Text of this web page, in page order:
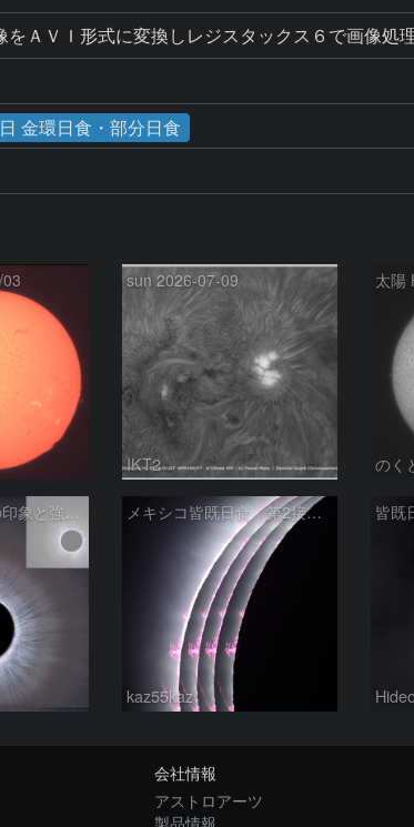
をＡＶＩ形式に変換しレジスタックス６で画像処
金環日食・部分日食
sun 2026-07-09
IKT2 のく
皆既日食 眼視の印象と強調 2024/04/09 メキシコ皆既日食 第2接触時
kaz55kaz
会社情報
アストロアーツ
製品情報